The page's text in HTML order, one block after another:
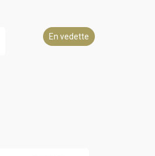
En vedette